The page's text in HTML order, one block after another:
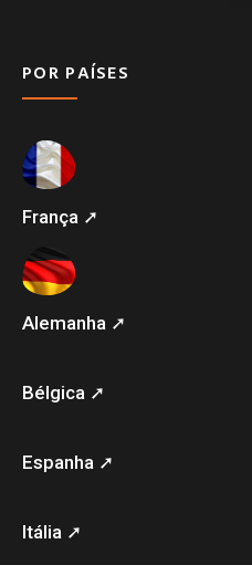
POR PAÍSES
França ➚
Alemanha ➚
Bélgica ➚
Espanha ➚
Itália ➚